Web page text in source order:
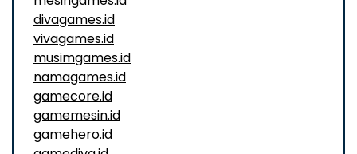
divagames.id
vivagames.id
musimgames.id
namagames.id
gamecore.id
gamemesin.id
gamehero.id